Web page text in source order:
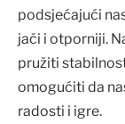
podsjećajući
jači i otporniji.
pružiti
omogućiti da
radosti i igre.